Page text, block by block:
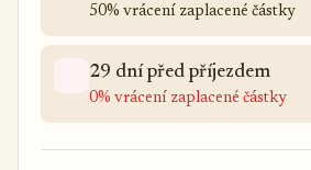
50% vrácení zaplacené částky
29 dní před příjezdem
0% vrácení zaplacené částky